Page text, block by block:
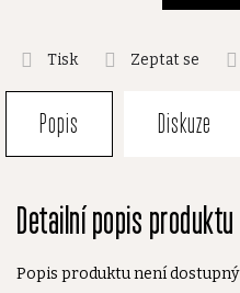
Tisk Zeptat se
Popis Diskuze
Detailní popis produktu
Popis produktu není dostupný